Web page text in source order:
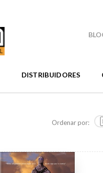
DISTRIBUIDORES
Ordenar por: